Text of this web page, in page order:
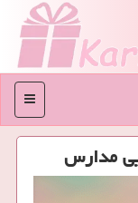
منو
مدارس